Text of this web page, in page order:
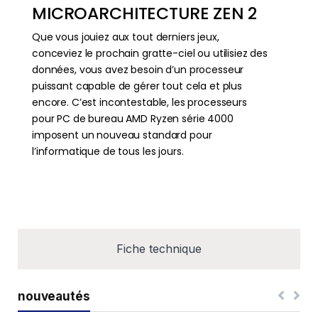
Fiche technique
MICROARCHITECTURE ZEN 2
Que vous jouiez aux tout derniers jeux,
conceviez le prochain gratte-ciel ou utilisiez des
données, vous avez besoin d’un processeur
puissant capable de gérer tout cela et plus
encore. C’est incontestable, les processeurs
pour PC de bureau AMD Ryzen série 4000
imposent un nouveau standard pour
l’informatique de tous les jours.
nouveautés